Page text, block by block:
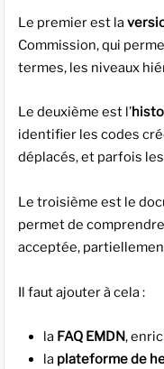
Le premier est la
Commission, qui
termes, les niveaux
Le deuxième est l’
identifier les codes
déplacés, et parfois
Le troisième est le
permet de
acceptée,
Il faut ajouter à cela :
la FAQ EMDN,
la plateforme de